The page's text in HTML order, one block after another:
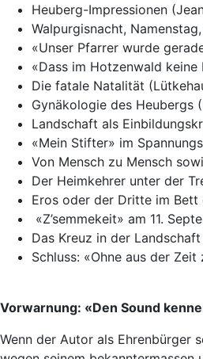
Heuberg-Impressionen
Walpurgisnacht,
«Unser Pfarrer wurde
«Dass im Hotzenwald keine
Die fatale Natalität
Gynäkologie des Heubergs
Landschaft als
«Mein Stifter» im
Von Mensch zu Mensch
Der Heimkehrer unter der
Eros oder der Dritte im Bett
«Z’semmekeit» am 11.
Das Kreuz in der
Schluss: «Ohne aus der
Vorwarnung: «Den Sound
Wenn der Autor als Ehrenbürger